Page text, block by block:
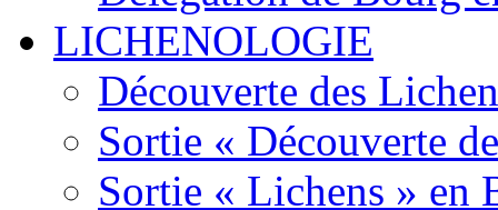
LICHENOLOGIE
Découverte des
Sortie « Découverte
Sortie « Lichens » en